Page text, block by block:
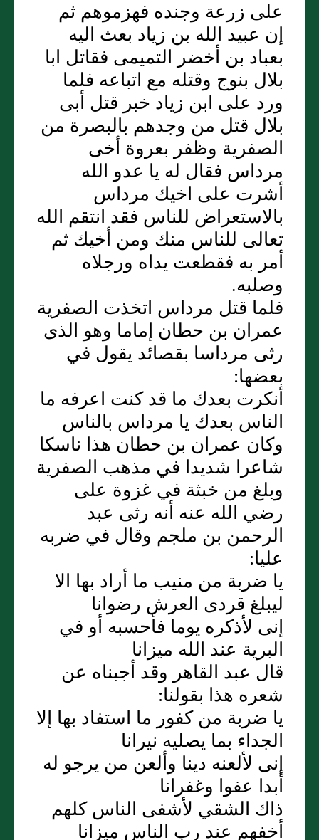
على زرعة وجنده فهزموهم ثم
إن عبيد الله بن زياد بعث اليه
بعباد بن أخضر التميمى فقاتل ابا
بلال بنوج وقتله مع اتباعه فلما
ورد على ابن زياد خبر قتل أبى
بلال قتل من وجدهم بالبصرة من
الصفرية وظفر بعروة أخى
مرداس فقال له يا عدو الله
أشرت على اخيك مرداس
بالاستعراض للناس فقد انتقم الله
تعالى للناس منك ومن أخيك ثم
أمر به فقطعت يداه ورجلاه
وصلبه.
فلما قتل مرداس اتخذت الصفرية
عمران بن حطان إماما وهو الذى
رثى مرداسا بقصائد يقول في
بعضها:
أنكرت بعدك ما قد كنت اعرفه ما
الناس بعدك يا مرداس بالناس
وكان عمران بن حطان هذا ناسكا
شاعرا شديدا في مذهب الصفرية
وبلغ من خبثة في غزوة على
رضي الله عنه أنه رثى عبد
الرحمن بن ملجم وقال في ضربه
عليا:
يا ضربة من منيب ما أراد بها الا
ليبلغ قردى العرش رضوانا
إنى لأذكره يوما فأحسبه أو في
البرية عند الله ميزانا
قال عبد القاهر وقد أجبناه عن
شعره هذا بقولنا:
يا ضربة من كفور ما استفاد بها إلا
الجداء بما يصليه نيرانا
إنى لألعنه دينا وألعن من يرجو له
أبدا عفوا وغفرانا
ذاك الشقي لأشفى الناس كلهم
أخفهم عند رب الناس ميزانا